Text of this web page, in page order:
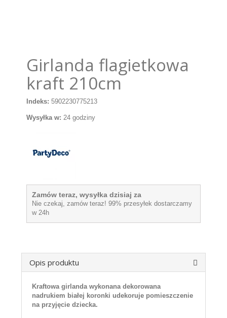
Girlanda flagietkowa
kraft 210cm
Indeks: 5902230775213
Wysyłka w: 24 godziny
Zamów teraz, wysyłka dzisiaj za
Nie czekaj, zamów teraz! 99% przesyłek dostarczamy
w 24h
Opis produktu
Kraftowa girlanda wykonana dekorowana
nadrukiem białej koronki udekoruje pomieszczenie
na przyjęcie dziecka.